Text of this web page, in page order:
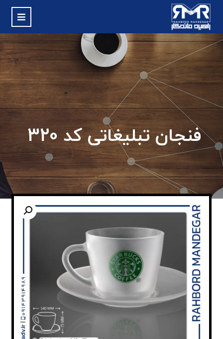
فنجان تبلیغاتی کد 320